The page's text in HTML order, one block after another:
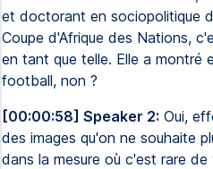
et doctorant en sociopolitique
Coupe d'Afrique des Nations,
en tant que telle. Elle a montré
football, non ?
[00:00:58] Speaker 2: Oui,
des images qu'on ne souhaite
dans la mesure où c'est rare